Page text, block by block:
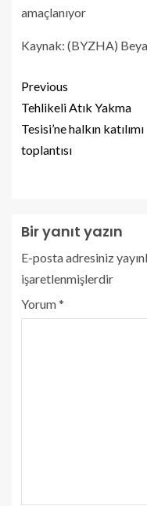
amaçlanıyor
Kaynak: (BYZHA)
Previous
Tehlikeli Atık Yakma
Tesisi’ne halkın katılımı
toplantısı
Bir yanıt yazın
E-posta adresiniz
işaretlenmişlerdir
Yorum*